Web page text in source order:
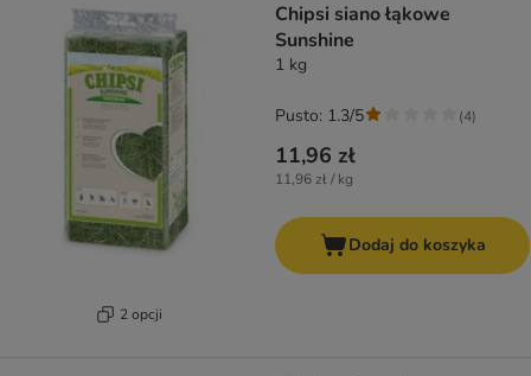
2 opcji
Chipsi siano łąkowe
Sunshine
1 kg
11,96 zł
11,96 zł / kg
Pusto: 1.3/5 (4)
Dodaj do koszyka